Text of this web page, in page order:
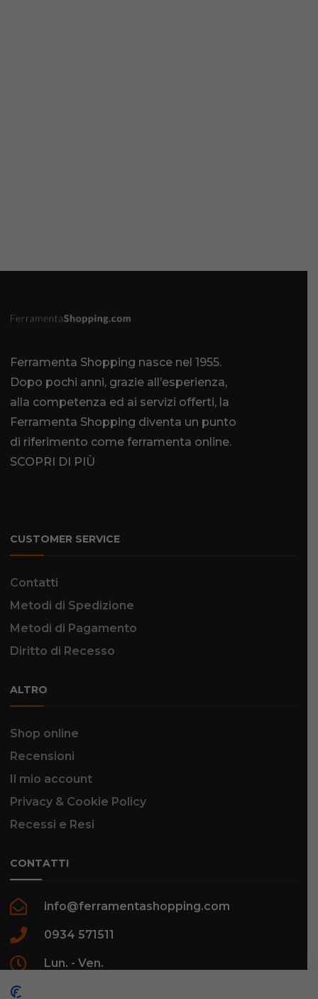
Ferramenta Shopping nasce nel 1955.
Dopo pochi anni, grazie all’esperienza,
alla competenza ed ai servizi offerti, la
Ferramenta Shopping diventa un punto
di riferimento come ferramenta online.
SCOPRI DI PIÙ
CUSTOMER SERVICE
Contatti
Metodi di Spedizione
Metodi di Pagamento
Diritto di Recesso
ALTRO
Shop online
Recensioni
Il mio account
Privacy & Cookie Policy
Recessi e Resi
CONTATTI
info@ferramentashopping.com
0934 571511
Lun. - Ven.